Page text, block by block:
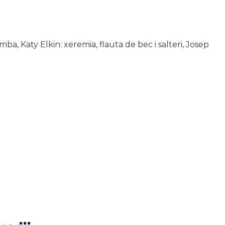
Katy Elkin: xeremia, flauta de bec i salteri,Josep